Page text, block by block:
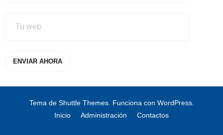
Tema de Shuttle Themes. Funciona con WordPress.
Inicio
Administración Contactos